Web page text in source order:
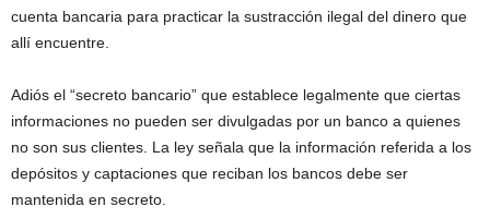
cuenta bancaria para practicar la sustracción ilegal del dinero que
allí encuentre.
Adiós el “secreto bancario” que establece legalmente que ciertas
informaciones no pueden ser divulgadas por un banco a quienes
no son sus clientes. La ley señala que la información referida a los
depósitos y captaciones que reciban los bancos debe ser
mantenida en secreto.